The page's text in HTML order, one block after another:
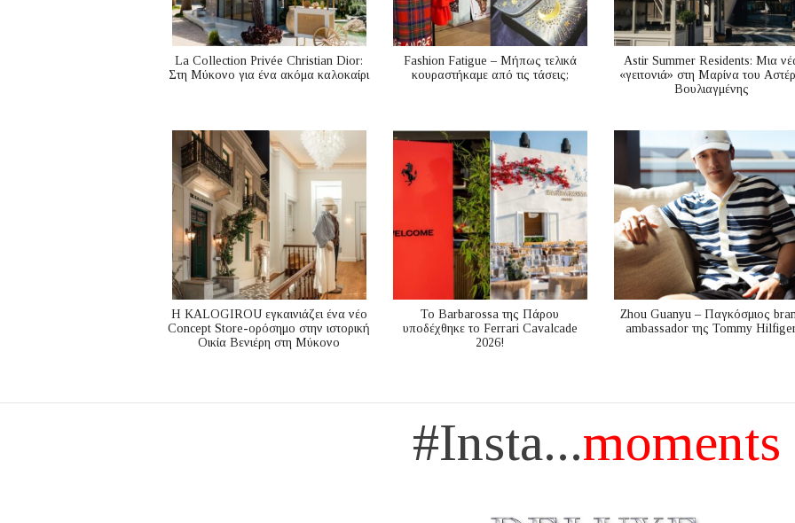
La Collection Privée Christian Dior:
Στη Μύκονο για ένα ακόμα καλοκαίρι
Fashion Fatigue – Μήπως τελικά
κουραστήκαμε από τις τάσεις;
Astir Summer Residents: Μια
«γειτονιά» στη Μαρίνα του
Βουλιαγμένης
Η KALOGIROU εγκαινιάζει ένα νέο
Concept Store-ορόσημο στην ιστορική
Οικία Βενιέρη στη Μύκονο
Το Barbarossa της Πάρου
υποδέχθηκε το Ferrari Cavalcade
2026!
Zhou Guanyu – Παγκόσμιος
ambassador της Tommy
#Insta...moments